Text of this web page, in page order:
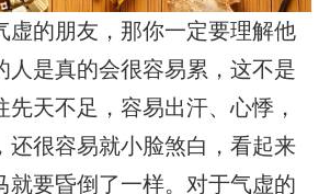
虚的朋友，那你一定要理解他
人是真的会很容易累，这不是
先天不足，容易出汗、心悸，
还很容易就小脸煞白，看起来
就要昏倒了一样。对于气虚的